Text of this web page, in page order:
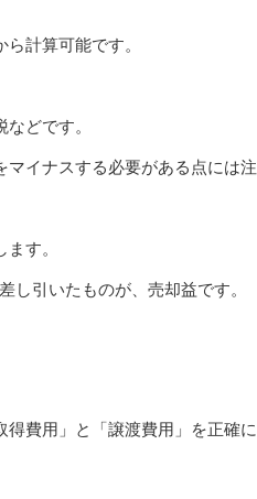
計算可能です。
どです。
イナスする必要がある点には注
す。
し引いたものが、売却益です。
費用」と「譲渡費用」を正確に